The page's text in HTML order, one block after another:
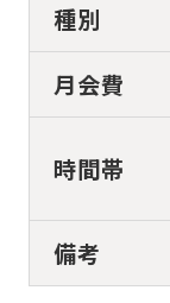
施設紹介
スクール・イ
営業時間・ア
種別
月会費
時間帯
備考